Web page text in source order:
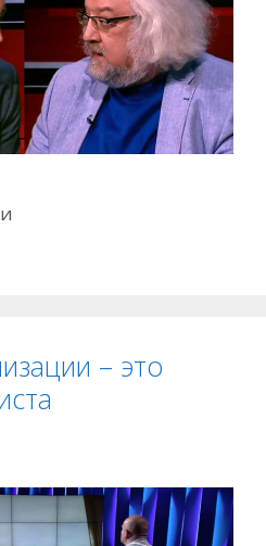
– это